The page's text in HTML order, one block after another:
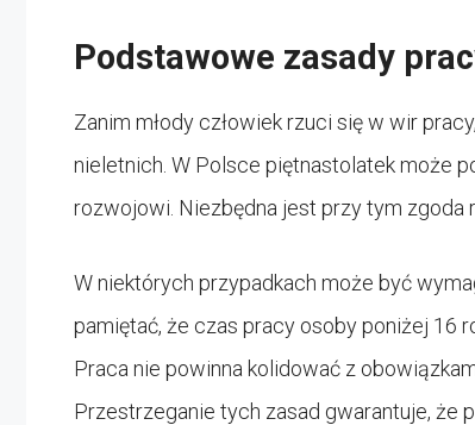
Podstawowe zasady
Zanim młody człowiek rzuci się w wir
nieletnich. W Polsce piętnastolatek może
rozwojowi. Niezbędna jest przy tym zgoda
W niektórych przypadkach może być
pamiętać, że czas pracy osoby poniżej 16
Praca nie powinna kolidować z
Przestrzeganie tych zasad gwarantuje, że